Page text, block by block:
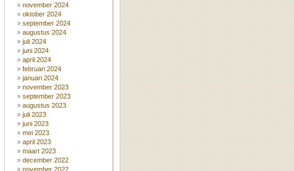
november 2024
oktober 2024
september 2024
augustus 2024
juli 2024
juni 2024
april 2024
februari 2024
januari 2024
november 2023
september 2023
augustus 2023
juli 2023
juni 2023
mei 2023
april 2023
maart 2023
december 2022
november 2022